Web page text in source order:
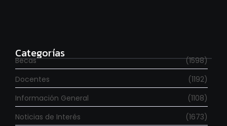
Categorías
Becas
(1598)
Docentes
(1192)
Información General
(1108)
Noticias de Interés
(1673)